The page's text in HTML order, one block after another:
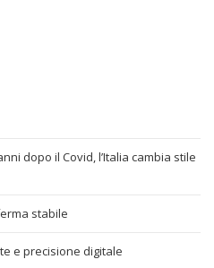
dopo il Covid, l’Italia cambia stile
stabile
e precisione digitale